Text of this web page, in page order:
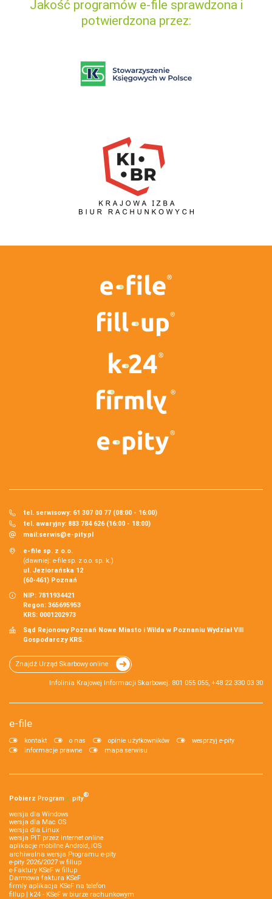
Jakość programów e-file sprawdzona i
potwierdzona przez:
tel. serwisowy: 61 307 00 77 (08:00 - 16:00)
tel. awaryjny: 883 784 626 (16:00 - 18:00)
mail:serwis@e-pity.pl
e-file sp. z o.o.
(dawniej: e-file sp. z o.o. sp. k.)
ul. Jeziorańska 12
(60-461) Poznań
NIP: 7811934421
Regon: 365695953
KRS: 0001202973
Sąd Rejonowy Poznań Nowe Miasto i Wilda w Poznaniu Wydział VIII
Gospodarczy KRS.
Znajdź Urząd Skarbowy online
Infolinia Krajowej Informacji Skarbowej: 801 055 055, +48 22 330 03 30
e-file
kontakt o nas opinie użytkowników
wesprzyj e-pity
informacje prawne
mapa serwisu
Pobierz Program e‑pity®
wersja dla Windows
wersja dla Mac OS
wersja dla Linux
wersja PIT przez internet online
aplikacje mobilne Android, iOS
archiwalna wersja Programu e-pity
e-pity 2026/2027 w fillup
e‑Faktury KSeF w fillup
Darmowa faktura KSeF
firmly aplikacja KSeF na telefon
fillup | k24 - KSeF w biurze rachunkowym